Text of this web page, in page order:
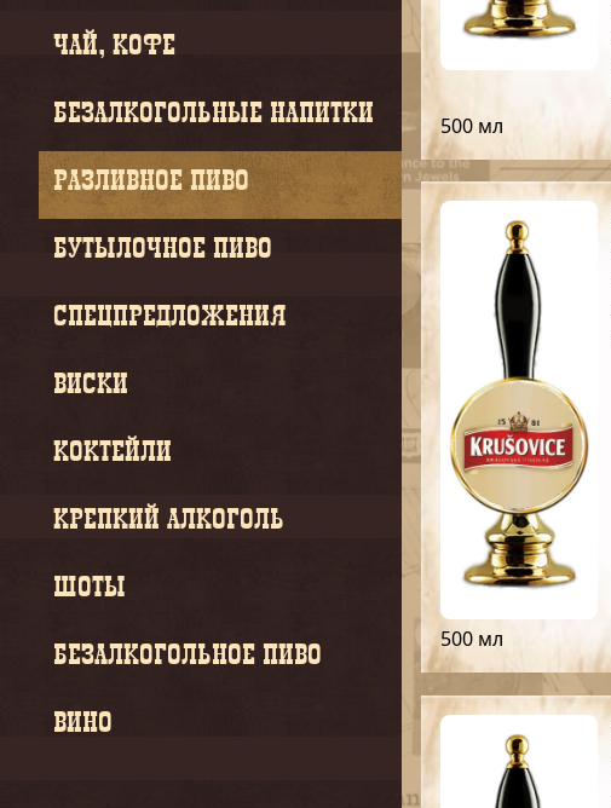
ЧАЙ, КОФЕ
БЕЗАЛКОГОЛЬНЫЕ НАПИТКИ
РАЗЛИВНОЕ ПИВО
БУТЫЛОЧНОЕ ПИВО
СПЕЦПРЕДЛОЖЕНИЯ
ВИСКИ
КОКТЕЙЛИ
КРЕПКИЙ АЛКОГОЛЬ
ШОТЫ
БЕЗАЛКОГОЛЬНОЕ ПИВО
ВИНО
500 мл
500 мл